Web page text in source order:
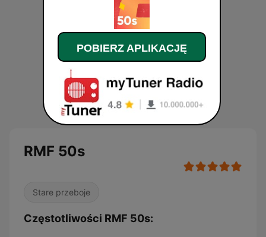
RMF 50s
Stare przeboje
Częstotliwości RMF 50s:
POBIERZ APLIKACJĘ